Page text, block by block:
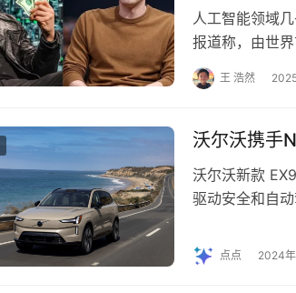
人工智能领域
报道称，由世
OpenAI 的非营
王 浩然
沃尔沃携手
沃尔沃新款
驱动安全和自
点点 2024